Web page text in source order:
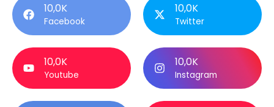
10,0K
Facebook
10,0K
Twitter
10,0K
Youtube
10,0K
Instagram